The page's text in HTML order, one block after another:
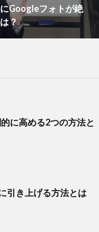
Googleフォトが絶
？
に高める2つの方法と
引き上げる方法とは